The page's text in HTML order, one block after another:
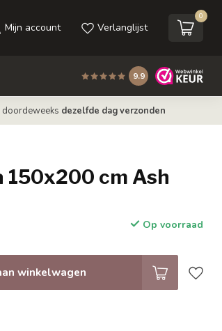
Mijn account Verlanglijst
0
9.9
dezelfde dag verzonden
150x200 cm Ash
Op voorraad
winkelwagen